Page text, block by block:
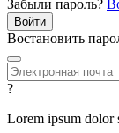
Забыли пароль?
Востановить
?
Lorem ipsum dolor